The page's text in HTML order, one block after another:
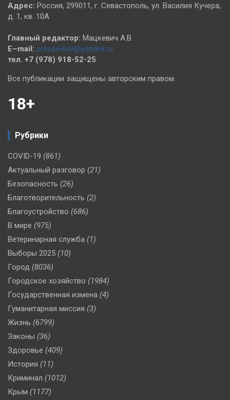
Адрес: Россия, 299011, г. Севастополь, ул. Василия Кучера,
д. 1, кв. 10А
Главный редактор: Мацкевич А.В.
E–mail: pressevkor@yandex.ru
тел. +7 (978) 918-52-25
Все публикации защищены авторским правом.
18+
Рубрики
COVID-19 (861)
Актуальный разговор (21)
Безопасность (26)
Благотворительность (2)
Благоустройство (686)
В мире (975)
Ветеринарная служба (1)
Выборы 2025 (10)
Город (8036)
Городское хозяйство (1984)
Государственная измена (4)
Гуманитарная миссия (3)
Жизнь (6799)
Законы (36)
Здоровье (409)
История (11)
Криминал (1012)
Крым (1177)